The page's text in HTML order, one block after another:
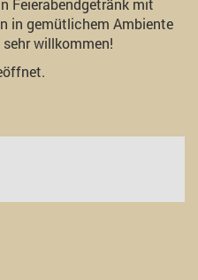
Feierabendgetränk mit
in gemütlichem Ambiente
willkommen!